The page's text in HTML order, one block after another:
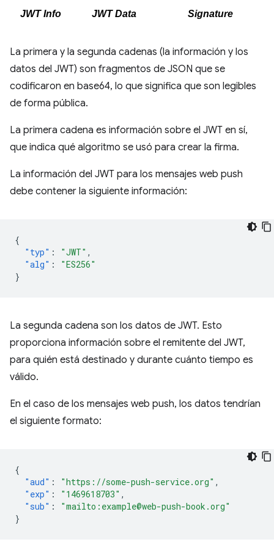
La primera y la segunda cadenas (la información y los
datos del JWT) son fragmentos de JSON que se
codificaron en base64, lo que significa que son legibles
de forma pública.
La primera cadena es información sobre el JWT en sí,
que indica qué algoritmo se usó para crear la firma.
La información del JWT para los mensajes web push
debe contener la siguiente información:
{
"typ" : "JWT" ,
"alg" :
"ES256"
}
La segunda cadena son los datos de JWT. Esto
proporciona información sobre el remitente del JWT,
para quién está destinado y durante cuánto tiempo es
válido.
En el caso de los mensajes web push, los datos tendrían
el siguiente formato:
{
"aud" : "https://some-push-service.org" ,
"exp" : "1469618703" ,
"sub" :
"mailto:example@web-push-book.org"
}